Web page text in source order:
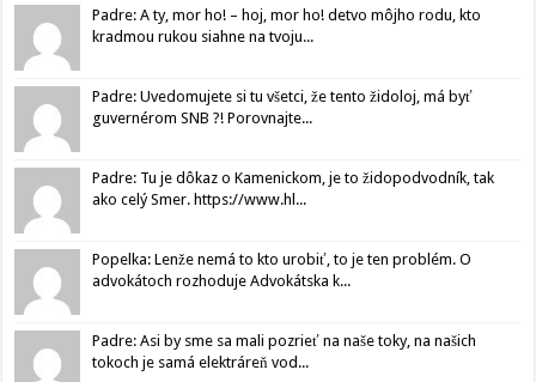
Padre: A ty, mor ho! – hoj, mor ho! detvo môjho rodu, kto
kradmou rukou siahne na tvoju...
Padre: Uvedomujete si tu všetci, že tento židoloj, má byť
guvernérom SNB ?! Porovnajte...
Padre: Tu je dôkaz o Kamenickom, je to židopodvodník, tak
ako celý Smer. https://www.hl...
Popelka: Lenže nemá to kto urobiť, to je ten problém. O
advokátoch rozhoduje Advokátska k...
Padre: Asi by sme sa mali pozrieť na naše toky, na našich
tokoch je samá elektráreň vod...